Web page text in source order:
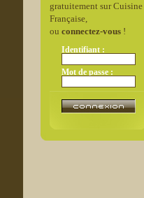
gratuitement sur Cuisine
Française,
ou connectez-vous!
Identifiant :
Mot de passe :